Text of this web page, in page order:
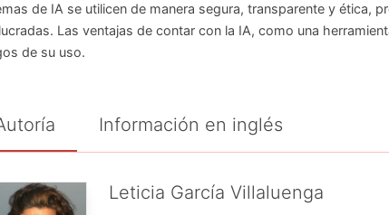
de IA se utilicen de manera segura, transparente y ética,
Las ventajas de contar con la IA, como una
de su uso.
Información en inglés
Leticia García Villaluenga